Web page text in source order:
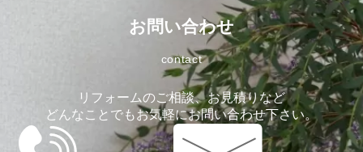
お問い合わせ
contact
リフォームのご相談、お見積りなど
どんなことでもお気軽にお問い合わせ下さい。